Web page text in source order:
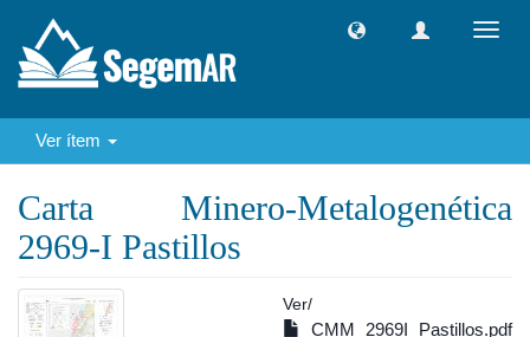
Ver ítem
Carta Minero-Metalogenética
2969-I Pastillos
Ver/
CMM 2969I Pastillos.pdf